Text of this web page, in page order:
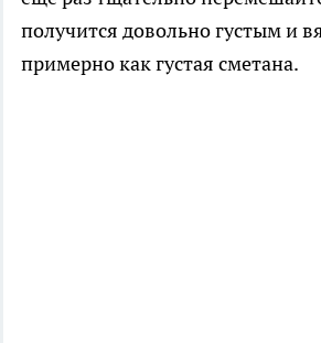
получится довольно густым и
примерно как густая сметана.